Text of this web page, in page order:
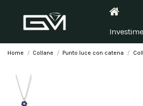
Home Collane Punto luce con catena